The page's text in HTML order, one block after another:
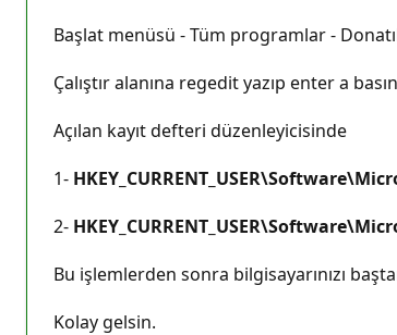
Başlat menüsü - Tüm programlar -
Çalıştır alanına regedit yazıp enter a
Açılan kayıt defteri düzenleyicisinde
1-
2-
Bu işlemlerden sonra bilgisayarınızı
Kolay gelsin.